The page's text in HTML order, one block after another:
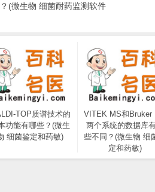
(微生物 细菌耐药监测软件
TOP质谱技术的
功能有哪些？(微生
细菌鉴定和药敏)
VITEK MS和Bruker
两个系统的数据库
些不同？(微生物 细
定和药敏)